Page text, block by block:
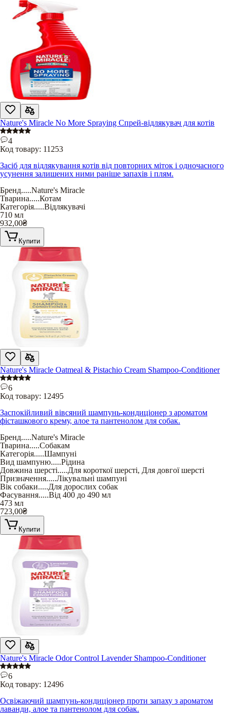
Nature's Miracle No More Spraying Спрей-відлякувач для котів
4
Код товару: 11253
Засіб для відлякування котів від повторних міток і одночасного
усунення залишених ними раніше запахів і плям.
Бренд.....Nature's Miracle
Тварина.....Котам
Категорія.....Відлякувачі
710 мл
932,00₴
Купити
Nature's Miracle Oatmeal & Pistachio Cream Shampoo-Conditioner
6
Код товару: 12495
Заспокійливий вівсяний шампунь-кондиціонер з ароматом
фісташкового крему, алое та пантенолом для собак.
Бренд.....Nature's Miracle
Тварина.....Собакам
Категорія.....Шампуні
Вид шампуню.....Рідина
Довжина шерсті.....Для короткої шерсті, Для довгої шерсті
Призначення.....Лікувальні шампуні
Вік собаки.....Для дорослих собак
Фасування.....Від 400 до 490 мл
473 мл
723,00₴
Купити
Nature's Miracle Odor Control Lavender Shampoo-Conditioner
6
Код товару: 12496
Освіжаючий шампунь-кондиціонер проти запаху з ароматом
лаванди, алое та пантенолом для собак.